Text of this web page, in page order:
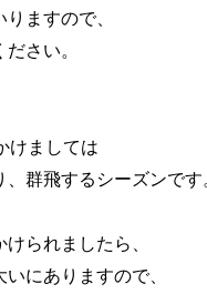
ますので、
さい。
けましては
、群飛するシーズンです
られましたら、
にありますので、